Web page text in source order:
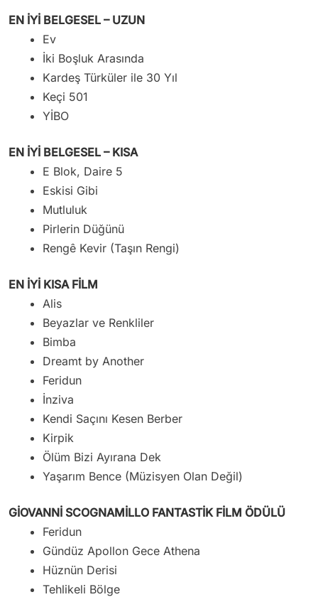
EN İYİ BELGESEL – UZUN
Ev
İki Boşluk Arasında
Kardeş Türküler ile 30 Yıl
Keçi 501
YİBO
EN İYİ BELGESEL – KISA
E Blok, Daire 5
Eskisi Gibi
Mutluluk
Pirlerin Düğünü
Rengê Kevir (Taşın Rengi)
EN İYİ KISA FİLM
Alis
Beyazlar ve Renkliler
Bimba
Dreamt by Another
Feridun
İnziva
Kendi Saçını Kesen Berber
Kirpik
Ölüm Bizi Ayırana Dek
Yaşarım Bence (Müzisyen Olan Değil)
GİOVANNİ SCOGNAMİLLO FANTASTİK FİLM ÖDÜLÜ
Feridun
Gündüz Apollon Gece Athena
Hüznün Derisi
Tehlikeli Bölge